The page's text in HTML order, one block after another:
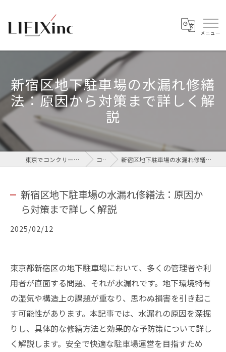
新宿区地下駐車場の水漏れ修繕
法：原因から対策まで詳しく解
説
東京でコンクリートなら株式会社LIFIX コラム 新宿区地下駐車場の水漏れ修繕法：原因から対策まで詳しく解説
新宿区地下駐車場の水漏れ修繕法：原因か
ら対策まで詳しく解説
2025/02/12
東京都新宿区の地下駐車場において、多くの管理者や利
用者が直面する問題、それが水漏れです。地下環境特有
の湿気や構造上の課題が重なり、思わぬ損害を引き起こ
す可能性があります。本記事では、水漏れの原因を深掘
りし、具体的な修繕方法と効果的な予防策について詳し
く解説します。安全で快適な駐車場運営を目指すため